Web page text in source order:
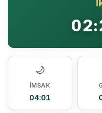
16:48 |
🌙
İMSAK
04:01